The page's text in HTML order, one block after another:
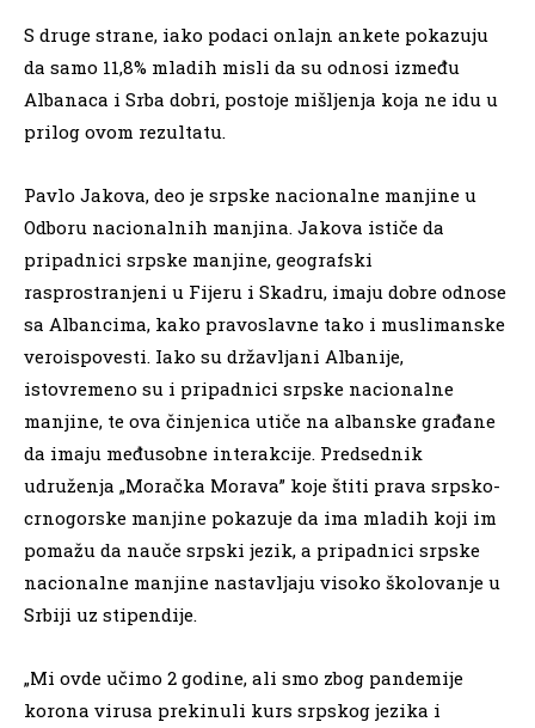
S druge strane, iako podaci onlajn ankete pokazuju
da samo 11,8% mladih misli da su odnosi između
Albanaca i Srba dobri, postoje mišljenja koja ne idu u
prilog ovom rezultatu.
Pavlo Jakova, deo je srpske nacionalne manjine u
Odboru nacionalnih manjina. Jakova ističe da
pripadnici srpske manjine, geografski
rasprostranjeni u Fijeru i Skadru, imaju dobre odnose
sa Albancima, kako pravoslavne tako i muslimanske
veroispovesti. Iako su državljani Albanije,
istovremeno su i pripadnici srpske nacionalne
manjine, te ova činjenica utiče na albanske građane
da imaju međusobne interakcije. Predsednik
udruženja „Moračka Morava” koje štiti prava srpsko-
crnogorske manjine pokazuje da ima mladih koji im
pomažu da nauče srpski jezik, a pripadnici srpske
nacionalne manjine nastavljaju visoko školovanje u
Srbiji uz stipendije.
„Mi ovde učimo 2 godine, ali smo zbog pandemije
korona virusa prekinuli kurs srpskog jezika i